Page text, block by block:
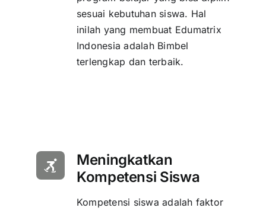
sesuai kebutuhan siswa. Hal
inilah yang membuat Edumatrix
Indonesia adalah Bimbel
terlengkap dan terbaik.
Meningkatkan
Kompetensi Siswa
Kompetensi siswa adalah faktor